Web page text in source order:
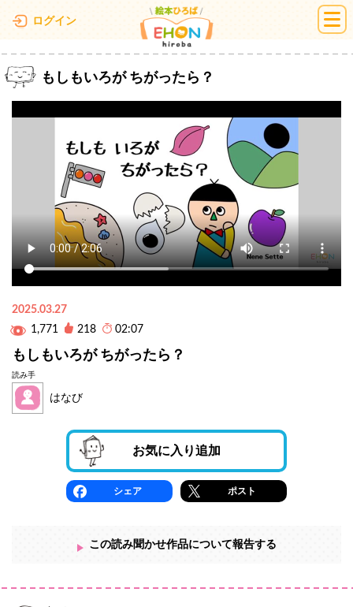
ログイン 絵本ひろば
もしもいろが ちがったら？
2025.03.27
1,771
218 02:07
もしもいろが ちがったら？
読み手
はなび
お気に入り追加
シェア ポスト
この読み聞かせ作品について報告する